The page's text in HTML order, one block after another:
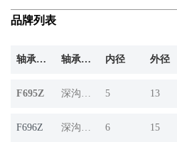
品牌列表
轴承产品 轴承系列 内径 外径
F695Z 深沟球轴承 5 13
F696Z 深沟球轴承 6 15